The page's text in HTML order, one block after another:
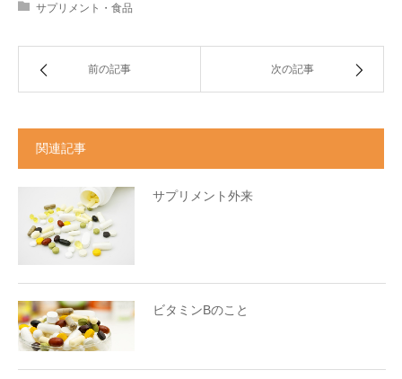
サプリメント・食品
前の記事 次の記事
関連記事
サプリメント外来
ビタミンBのこと